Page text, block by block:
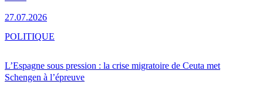
27.07.2026
L’Espagne sous pression : la crise migratoire de Ceuta met
Schengen à l’épreuve
POLITIQUE